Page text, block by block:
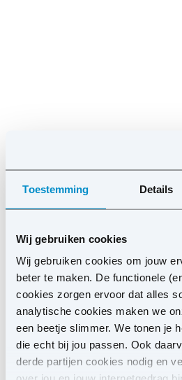
Toestemming Details
Wij gebruiken cookies
Wij gebruiken cookies om jouw
beter te maken. De functionele
cookies zorgen ervoor dat alles
analytische cookies maken we
een beetje slimmer. We tonen je
die echt bij jou passen. Ook
derde partijen cookies nodig en